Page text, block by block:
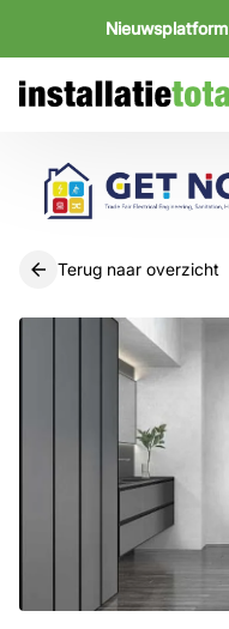
Nieuwsplatform
Terug naar overzicht